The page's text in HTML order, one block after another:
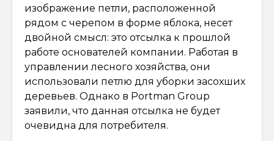
изображение петли, расположенной
рядом с черепом в форме яблока, несет
двойной смысл: это отсылка к прошлой
работе основателей компании. Работая в
управлении лесного хозяйства, они
использовали петлю для уборки засохших
деревьев. Однако в Portman Group
заявили, что данная отсылка не будет
очевидна для потребителя.